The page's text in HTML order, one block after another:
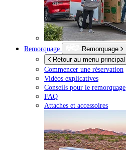
Remorquage
Remorquage
Retour au menu principal
Commencer une réservation
Vidéos explicatives
Conseils pour le remorquage
FAQ
Attaches et accessoires